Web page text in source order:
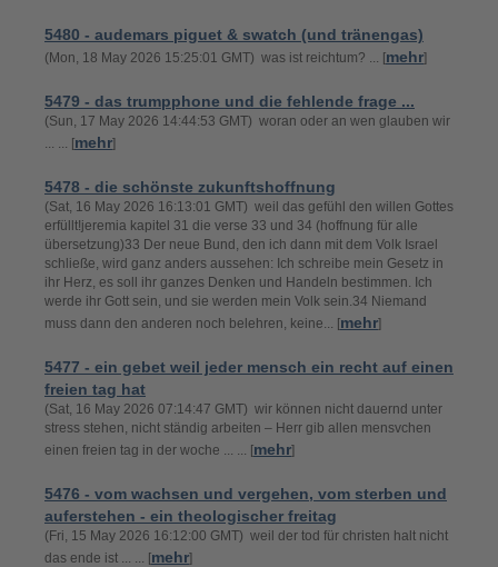
5480 - audemars piguet & swatch (und tränengas)
(Mon, 18 May 2026 15:25:01 GMT) was ist reichtum? ... [mehr]
5479 - das trumpphone und die fehlende frage ...
(Sun, 17 May 2026 14:44:53 GMT) woran oder an wen glauben wir
... ... [mehr]
5478 - die schönste zukunftshoffnung
(Sat, 16 May 2026 16:13:01 GMT) weil das gefühl den willen Gottes
erfüllt!jeremia kapitel 31 die verse 33 und 34 (hoffnung für alle
übersetzung)33 Der neue Bund, den ich dann mit dem Volk Israel
schließe, wird ganz anders aussehen: Ich schreibe mein Gesetz in
ihr Herz, es soll ihr ganzes Denken und Handeln bestimmen. Ich
werde ihr Gott sein, und sie werden mein Volk sein.34 Niemand
muss dann den anderen noch belehren, keine... [mehr]
5477 - ein gebet weil jeder mensch ein recht auf einen
freien tag hat
(Sat, 16 May 2026 07:14:47 GMT) wir können nicht dauernd unter
stress stehen, nicht ständig arbeiten – Herr gib allen mensvchen
einen freien tag in der woche ... ... [mehr]
5476 - vom wachsen und vergehen, vom sterben und
auferstehen - ein theologischer freitag
(Fri, 15 May 2026 16:12:00 GMT) weil der tod für christen halt nicht
das ende ist ... ... [mehr]